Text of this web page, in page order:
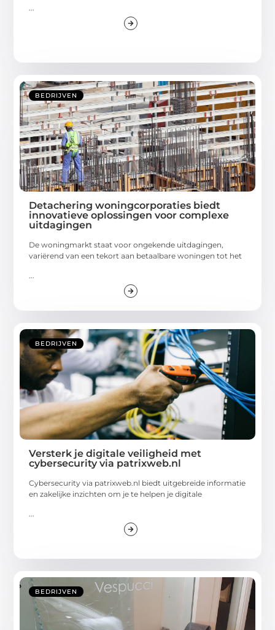
BEDRIJVEN
Detachering woningcorporaties biedt
innovatieve oplossingen voor complexe
uitdagingen
De woningmarkt staat voor ongekende uitdagingen,
variërend van een tekort aan betaalbare woningen tot het
...
BEDRIJVEN
Versterk je digitale veiligheid met
cybersecurity via patrixweb.nl
Cybersecurity via patrixweb.nl biedt uitgebreide informatie
en zakelijke inzichten om je te helpen je digitale
...
BEDRIJVEN